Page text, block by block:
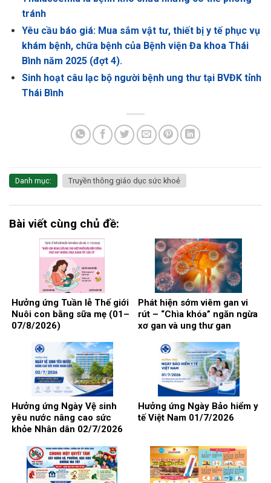
tránh
Yêu cầu báo giá: Mua sắm vật tư, thiết bị y tế phục vụ
khám bệnh, chữa bệnh của Bệnh viện Đa khoa Thái
Bình năm 2025 (đợt 4).
Sinh hoạt câu lạc bộ người bệnh ung thư tại BVĐK tỉnh
Thái Bình
Danh mục: Truyền thông giáo dục sức khoẻ
Bài viết cùng chủ đề:
Hưởng ứng Tuần lễ Thế giới
Nuôi con bằng sữa mẹ (01–
07/8/2026)
Phát hiện sớm viêm gan vi
rút – “Chìa khóa” ngăn ngừa
xơ gan và ung thư gan
Hưởng ứng Ngày Vệ sinh
yêu nước nâng cao sức
khỏe Nhân dân 02/7/2026
Hưởng ứng Ngày Bảo hiểm y
tế Việt Nam 01/7/2026